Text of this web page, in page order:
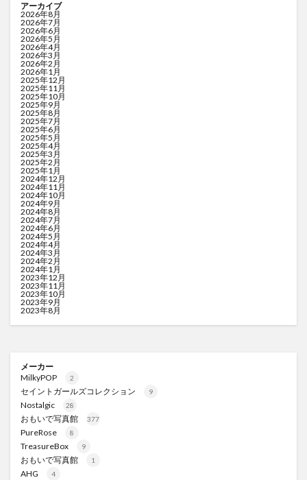
アーカイブ
2026年8月
2026年7月
2026年6月
2026年5月
2026年4月
2026年3月
2026年2月
2026年1月
2025年12月
2025年11月
2025年10月
2025年9月
2025年8月
2025年7月
2025年6月
2025年5月
2025年4月
2025年3月
2025年2月
2025年1月
2024年12月
2024年11月
2024年10月
2024年9月
2024年8月
2024年7月
2024年6月
2024年5月
2024年4月
2024年3月
2024年2月
2024年1月
2023年12月
2023年11月
2023年10月
2023年9月
2023年8月
メーカー
MilkyPOP
2
セイントガールズコレクション 9
Nostalgic 28
おもいで写真館 377
PureRose 8
TreasureBox 9
おもいで写真館 1
AHG 4